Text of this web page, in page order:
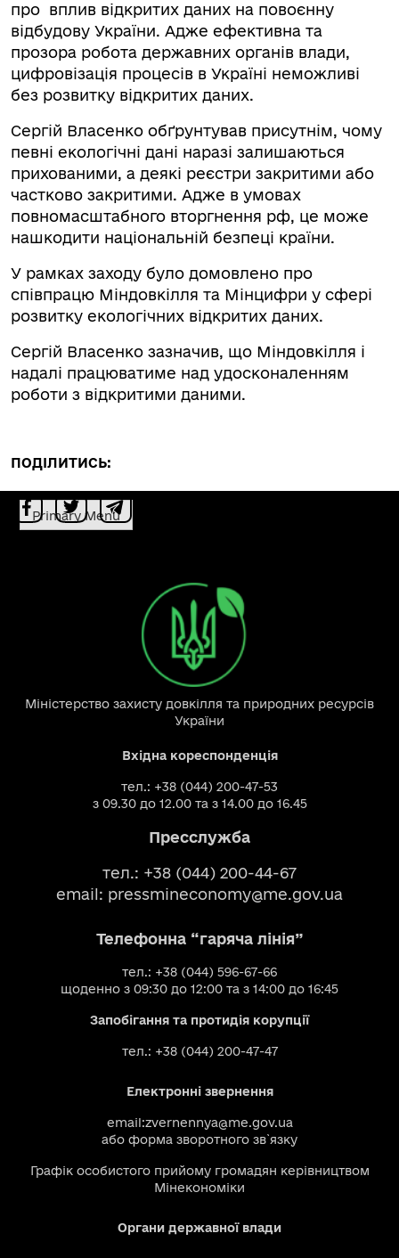
про вплив відкритих даних на повоєнну
відбудову України. Адже ефективна та
прозора робота державних органів влади,
цифровізація процесів в Україні неможливі
без розвитку відкритих даних.
Сергій Власенко обґрунтував присутнім, чому
певні екологічні дані наразі залишаються
прихованими, а деякі реєстри закритими або
частково закритими. Адже в умовах
повномасштабного вторгнення рф, це може
нашкодити національній безпеці країни.
У рамках заходу було домовлено про
співпрацю Міндовкілля та Мінцифри у сфері
розвитку екологічних відкритих даних.
Сергій Власенко зазначив, що Міндовкілля і
надалі працюватиме над удосконаленням
роботи з відкритими даними.
ПОДІЛИТИСЬ:
Primary Menu
Міністерство захисту довкілля та природних ресурсів
України
Вхідна кореспонденція
тел.: +38 (044) 200-47-53
з 09.30 до 12.00 та з 14.00 до 16.45
Пресслужба
тел.: +38 (044) 200-44-67
email: pressmineconomy@me.gov.ua
Телефонна “гаряча лінія”
тел.: +38 (044) 596-67-66
щоденно з 09:30 до 12:00 та з 14:00 до 16:45
Запобігання та протидія корупції
тел.: +38 (044) 200-47-47
Електронні звернення
email:zvernennya@me.gov.ua
або форма зворотного зв`язку
Графік особистого прийому громадян керівництвом
Мінекономіки
Органи державної влади